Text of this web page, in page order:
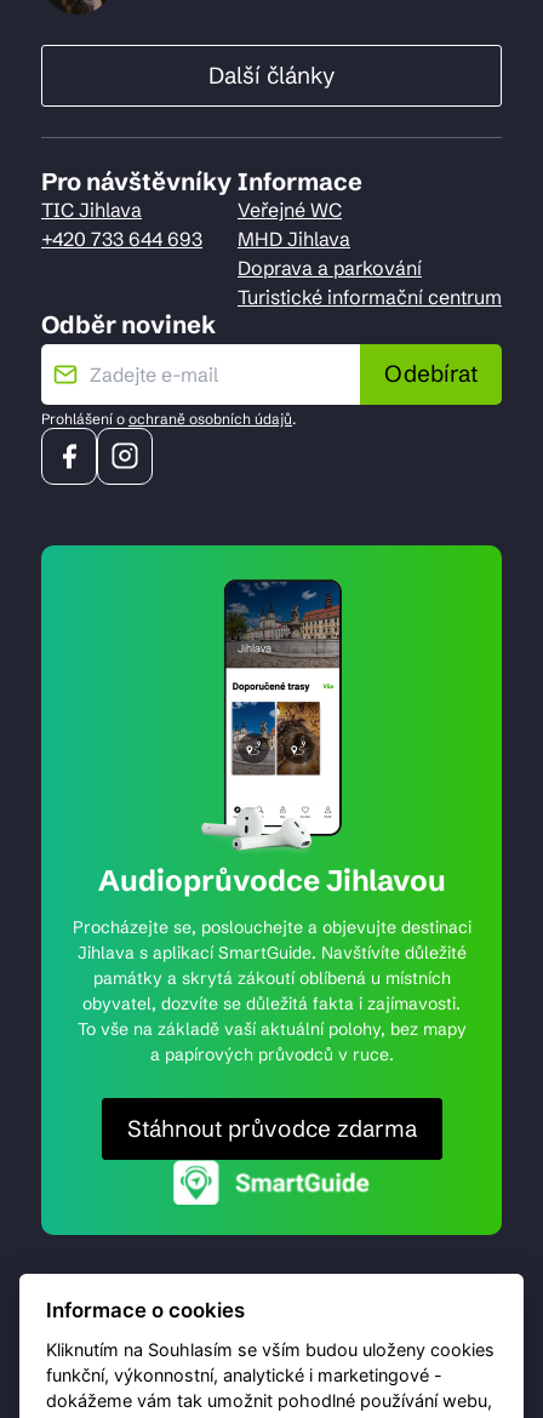
Další články
Pro návštěvníky
TIC Jihlava
+420 733 644 693
Informace
Veřejné WC
MHD Jihlava
Doprava a parkování
Turistické informační centrum
Odběr novinek
Odebírat
Prohlášení o ochraně osobních údajů.
Audioprůvodce Jihlavou
Procházejte se, poslouchejte a objevujte destinaci
Jihlava s aplikací SmartGuide. Navštívíte důležité
památky a skrytá zákoutí oblíbená u místních
obyvatel, dozvíte se důležitá fakta i zajímavosti.
To vše na základě vaší aktuální polohy, bez mapy
a papírových průvodců v ruce.
Stáhnout průvodce zdarma
Informace o cookies
Kliknutím na Souhlasím se vším budou uloženy cookies
funkční, výkonnostní, analytické i marketingové -
dokážeme vám tak umožnit pohodlné používání webu,